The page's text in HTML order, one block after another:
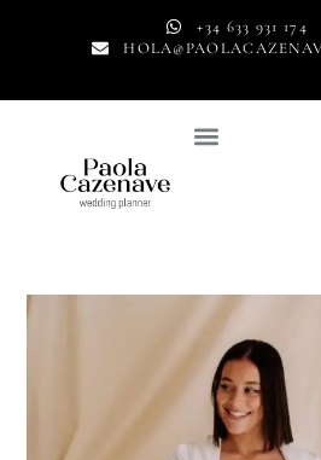
+34 633 931 174